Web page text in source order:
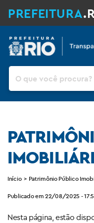
PREFEITURA
Início > Patrimônio Público
Publicado em 22/08/2025 -
Nesta página, estão